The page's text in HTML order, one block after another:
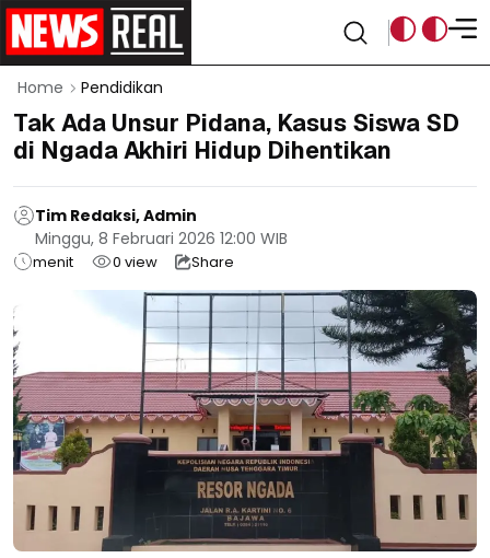
Home Pendidikan
Tak Ada Unsur Pidana, Kasus Siswa SD
di Ngada Akhiri Hidup Dihentikan
Tim Redaksi, Admin
Minggu, 8 Februari 2026 12:00 WIB
menit 0 view Share